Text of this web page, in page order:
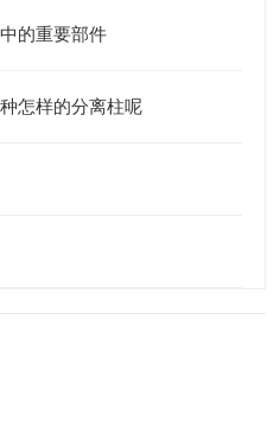
的重要部件
怎样的分离柱呢